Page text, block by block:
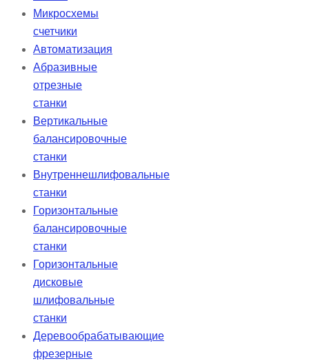
Микросхемы
счетчики
Автоматизация
Абразивные
отрезные
станки
Вертикальные
балансировочные
станки
Внутреннешлифовальные
станки
Горизонтальные
балансировочные
станки
Горизонтальные
дисковые
шлифовальные
станки
Деревообрабатывающие
фрезерные